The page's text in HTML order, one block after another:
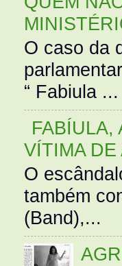
O caso da
“ Fabiula ...
FABÍULA,
VÍTIMA
O
também
(Band),...